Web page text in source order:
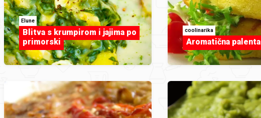
Elune
Blitva s krumpirom i jajima po
primorski
coolinarika
Aromatična palenta